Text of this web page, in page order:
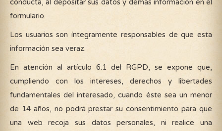
conducta, al depositar sus datos y demás información en el
formulario.
Los usuarios son íntegramente responsables de que esta
información sea veraz.
En atención al artículo 6.1 del RGPD, se expone que,
cumpliendo con los intereses, derechos y libertades
fundamentales del interesado, cuando éste sea un menor
de 14 años, no podrá prestar su consentimiento para que
una web recoja sus datos personales, ni realice una